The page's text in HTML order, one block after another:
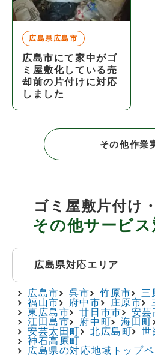
広島県広島市
広島市にて家中がゴ
ミ屋敷化している売
却前の片付けに対応
しました
その他作業
ゴミ屋敷片付け
その他サービ
広島県対応エリア
広島市 呉市 竹原市 三
福山市
府中市 庄原市
東広島市
廿日市市
安芸
江田島市
府中町 海田町
安芸太田町
北広島町
世
神石高原町
広島県の対応地域トップ